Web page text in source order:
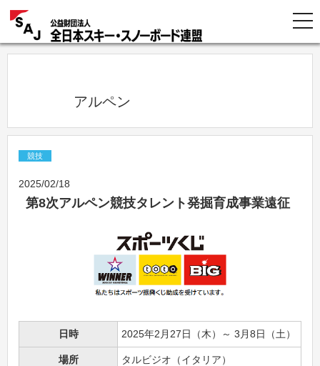
            アルペン
競技
2025/02/18
第8次アルペン競技タレント発掘育成事業遠征
日時 2025年2月27日（木）～ 3月8日（土）
場所 タルビジオ（イタリア）